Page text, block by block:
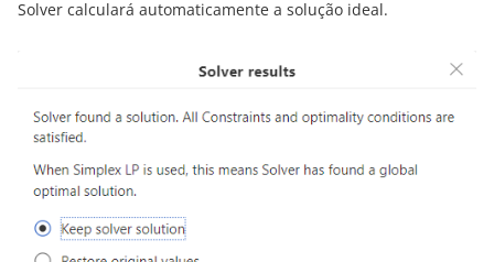
Solver calculará automaticamente a solução ideal.